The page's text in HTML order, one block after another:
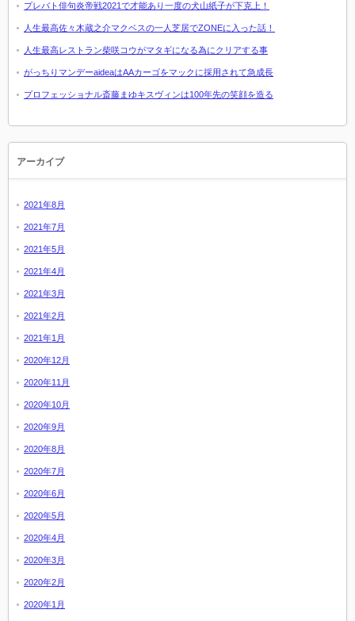
プレバト俳句炎帝戦2021で才能あり一度の犬山紙子が下克上！
人生最高佐々木蔵之介マクベスの一人芝居でZONEに入った話！
人生最高レストラン柴咲コウがマタギになる為にクリアする事
がっちりマンデーaideaはAAカーゴをマックに採用されて急成長
プロフェッショナル斎藤まゆキスヴィンは100年先の笑顔を造る
アーカイブ
2021年8月
2021年7月
2021年5月
2021年4月
2021年3月
2021年2月
2021年1月
2020年12月
2020年11月
2020年10月
2020年9月
2020年8月
2020年7月
2020年6月
2020年5月
2020年4月
2020年3月
2020年2月
2020年1月